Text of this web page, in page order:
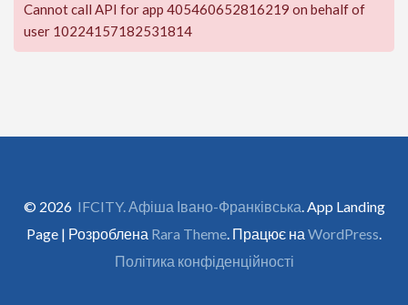
Cannot call API for app 405460652816219 on behalf of
user 10224157182531814
© 2026 IFCITY. Афіша Івано-Франківська . App Landing
Page | Розроблена Rara Theme . Працює на WordPress
Політика конфіденційності